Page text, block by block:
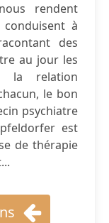
rendent
à
des
au jour les
la relation
le bon
psychiatre
est
de thérapie